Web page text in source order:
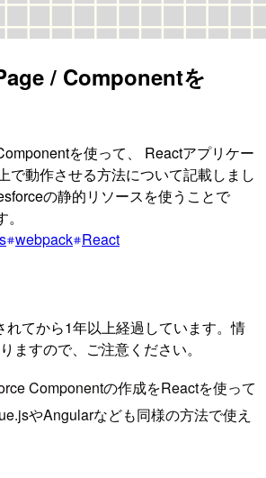
/ Componentを
を使って、 Reactアプリケー
で動作させる方法について記載しまし
の静的リソースを使うことで
webpack React
れてから1年以上経過しています。情
ますので、ご注意ください。
Componentの作成をReactを使って
やAngularなども同様の方法で使え